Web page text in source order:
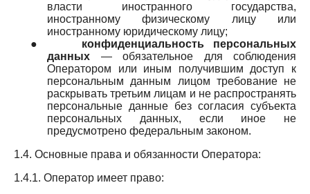
власти иностранного государства,
иностранному физическому лицу или
иностранному юридическому лицу;
●
конфиденциальность персональных
данных — обязательное для соблюдения
Оператором или иным получившим доступ к
персональным данным лицом требование не
раскрывать третьим лицам и не распространять
персональные данные без согласия субъекта
персональных данных, если иное не
предусмотрено федеральным законом.
1.4. Основные права и обязанности Оператора:
1.4.1. Оператор имеет право: